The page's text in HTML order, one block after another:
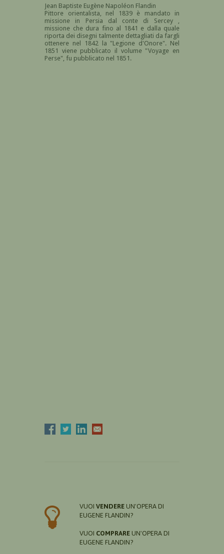
Jean Baptiste Eugène Napoléon Flandin
Pittore orientalista, nel 1839 è mandato in
missione in Persia dal conte di Sercey ,
missione che dura fino al 1841 e dalla quale
riporta dei disegni talmente dettagliati da fargli
ottenere nel 1842 la "Legione d'Onore". Nel
1851 viene pubblicato il volume "Voyage en
Perse", fu pubblicato nel 1851.
VUOI VENDERE UN'OPERA DI
EUGENE FLANDIN?
VUOI COMPRARE UN'OPERA DI
EUGENE FLANDIN?